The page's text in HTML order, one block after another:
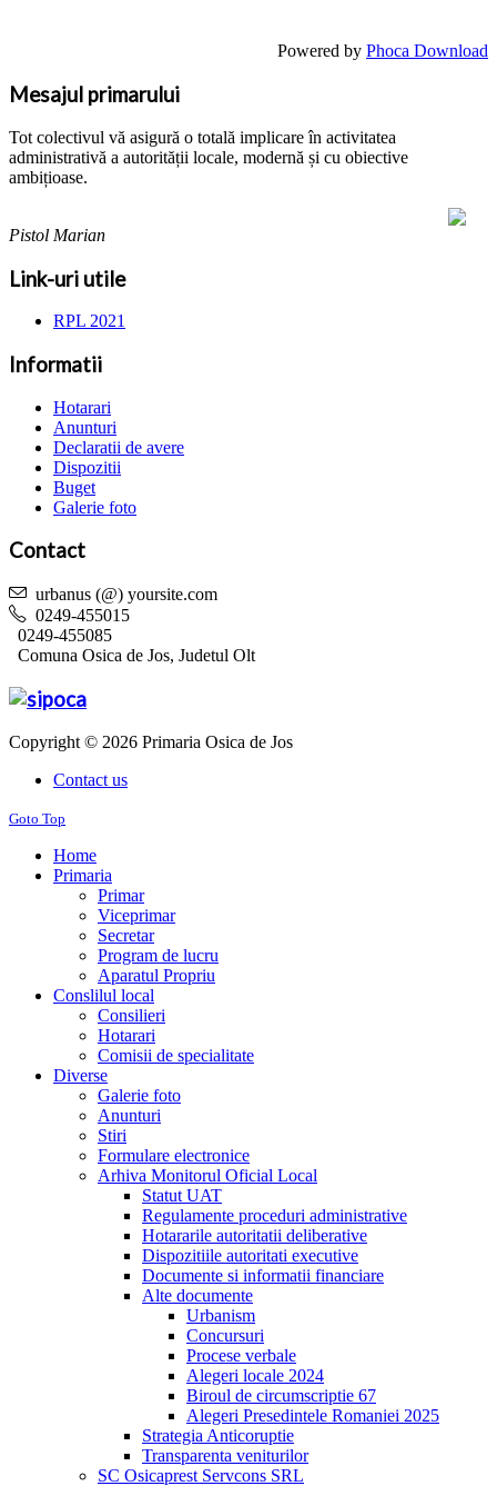
Powered by Phoca Download
Mesajul primarului
Tot colectivul vă asigură o totală implicare în activitatea
administrativă a autorității locale, modernă și cu obiective
ambițioase.
Pistol Marian
Link-uri utile
RPL 2021
Informatii
Hotarari
Anunturi
Declaratii de avere
Dispozitii
Buget
Galerie foto
Contact
urbanus (@) yoursite.com
0249-455015
0249-455085
Comuna Osica de Jos, Judetul Olt
Copyright © 2026 Primaria Osica de Jos
Contact us
Goto Top
Home
Primaria
Primar
Viceprimar
Secretar
Program de lucru
Aparatul Propriu
Conslilul local
Consilieri
Hotarari
Comisii de specialitate
Diverse
Galerie foto
Anunturi
Stiri
Formulare electronice
Arhiva Monitorul Oficial Local
Statut UAT
Regulamente proceduri administrative
Hotararile autoritatii deliberative
Dispozitiile autoritati executive
Documente si informatii financiare
Alte documente
Urbanism
Concursuri
Procese verbale
Alegeri locale 2024
Biroul de circumscriptie 67
Alegeri Presedintele Romaniei 2025
Strategia Anticoruptie
Transparenta veniturilor
SC Osicaprest Servcons SRL